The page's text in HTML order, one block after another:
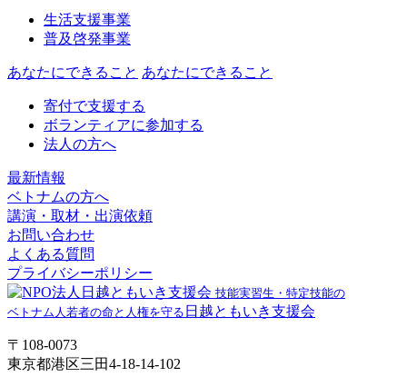
生活支援事業
普及啓発事業
あなたにできること あなたにできること
寄付で支援する
ボランティアに参加する
法人の方へ
最新情報
ベトナムの方へ
講演・取材・出演依頼
お問い合わせ
よくある質問
プライバシーポリシー
技能実習生・特定技能の
ベトナム人若者の命と人権を守る 日越ともいき支援会
〒108-0073
東京都港区三田4-18-14-102